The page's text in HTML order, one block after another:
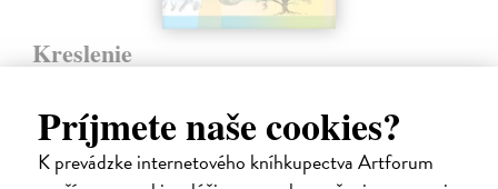
Príjmete naše cookies?
K prevádzke internetového kníhkupectva Artforum
Kreslenie
krokom zasvätí do umenia kresby. Kniha záujemcov prevedie celým
procesom tvorby - od výberu nástrojov, pomôcok a materiálov cez
zvládnutie…